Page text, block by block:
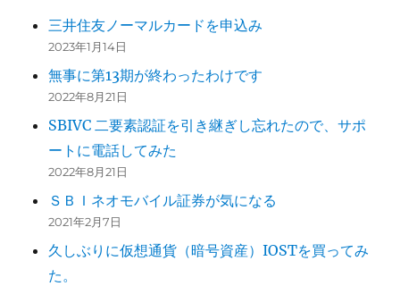
三井住友ノーマルカードを申込み
2023年1月14日
無事に第13期が終わったわけです
2022年8月21日
SBIVC 二要素認証を引き継ぎし忘れたので、サポ
ートに電話してみた
2022年8月21日
ＳＢＩネオモバイル証券が気になる
2021年2月7日
久しぶりに仮想通貨（暗号資産）IOSTを買ってみ
た。